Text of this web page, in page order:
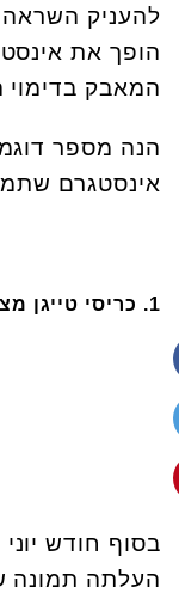
להעניק השראה
הופך את
המאבק בדימוי
הנה מספר
אינסטגרם
1. כריסי טייגן מצטלמת טופלס עבור מגזין W
בסוף חודש
העלתה תמונה